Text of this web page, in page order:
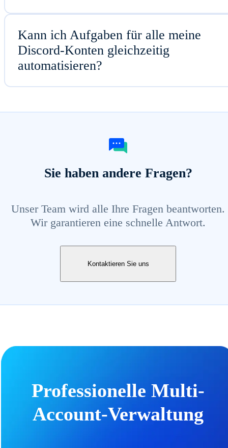
Kann ich Aufgaben für alle meine
Discord-Konten gleichzeitig
automatisieren?
Sie haben andere Fragen?
Unser Team wird alle Ihre Fragen beantworten.
Wir garantieren eine schnelle Antwort.
Kontaktieren Sie uns
Professionelle Multi-
Account-Verwaltung